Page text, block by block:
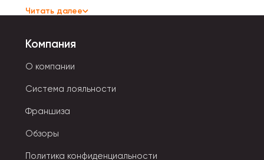
памятников стильно смотрятся в любом интерьере.
- Необычные горшочки для цветов можно поставить
на подоконник не только дома, но и на даче. Они
- Песочные часы всегда пригодятся для отсчета
времени, например, во время домашних занятий
- Оригинальные подставки для книг пригодятся не
только взрослым, но и детям.
Читать далее
Компания
О компании
Система лояльности
Франшиза
Обзоры
Политика конфиденциальности